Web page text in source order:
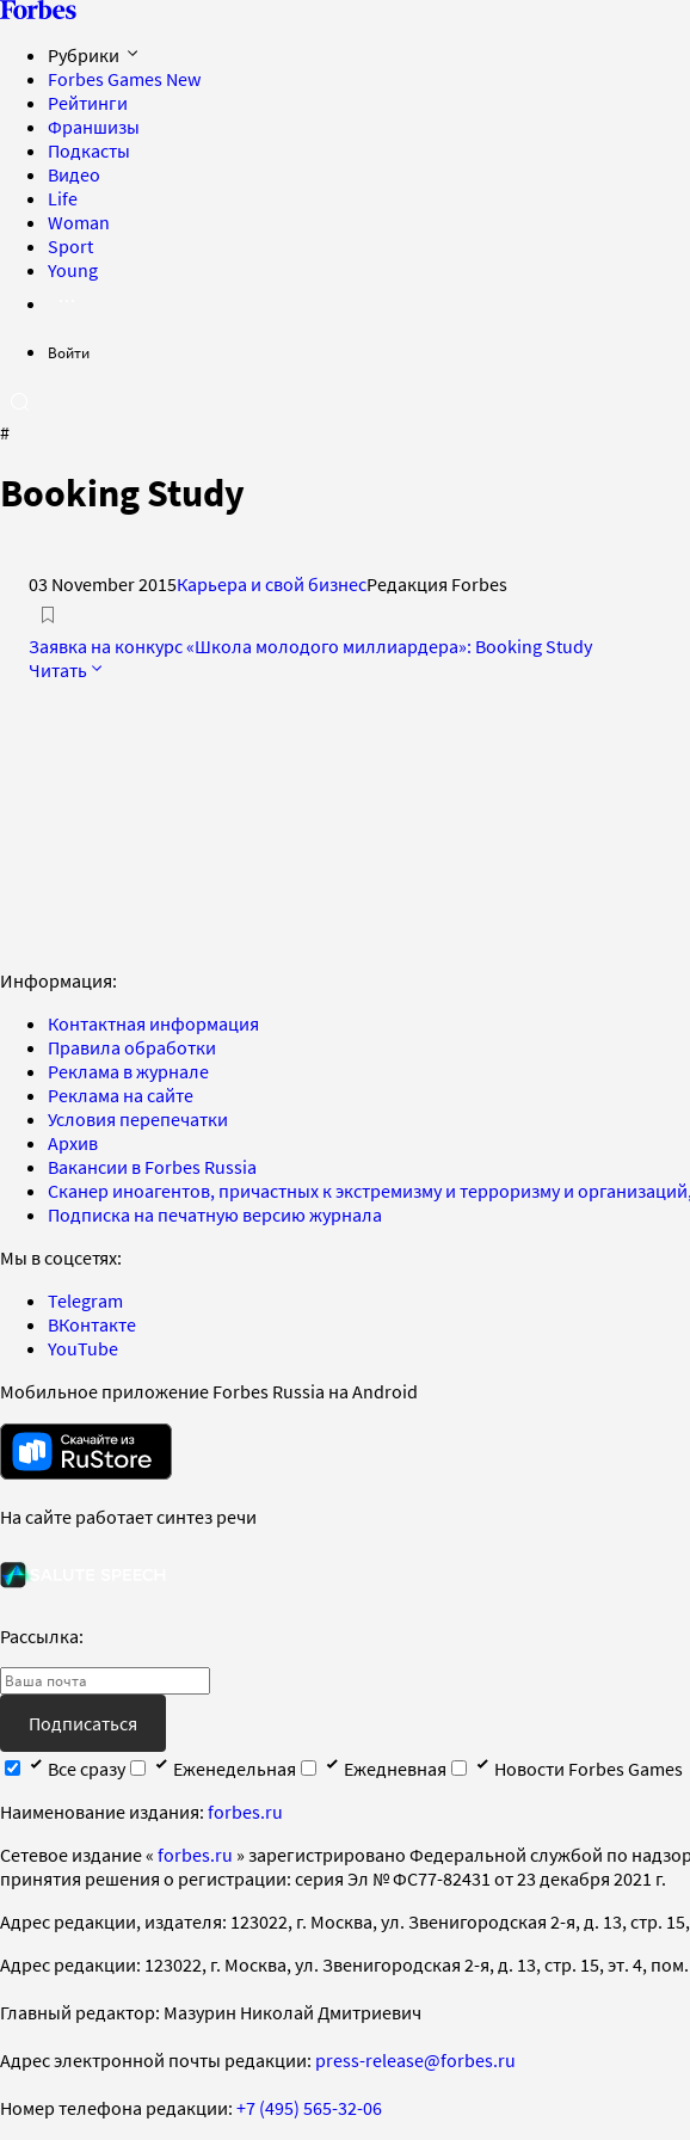
Рубрики
Forbes Games New
Рейтинги
Франшизы
Подкасты
Видео
Life
Woman
Sport
Young
Войти
#
Booking Study
03 November 2015Карьера и свой бизнесРедакция Forbes
Заявка на конкурс «Школа молодого миллиардера»: Booking Study
Читать
Информация:
Контактная информация
Правила обработки
Реклама в журнале
Реклама на сайте
Условия перепечатки
Архив
Вакансии в Forbes Russia
Сканер иноагентов, причастных к экстремизму и терроризму и
Подписка на печатную версию журнала
Мы в соцсетях:
Telegram
ВКонтакте
YouTube
Мобильное приложение Forbes Russia на Android
На сайте работает синтез речи
Рассылка:
Подписаться
Все сразу
Еженедельная Ежедневная
Новости Forbes Games
Наименование издания: forbes.ru
Cетевое издание « forbes.ru » зарегистрировано Федеральной службой по
принятия решения о регистрации: серия Эл № ФС77-82431 от 23 декабря 2021 г.
Адрес редакции, издателя: 123022, г. Москва, ул. Звенигородская 2-я, д. 13, стр.
Адрес редакции: 123022, г. Москва, ул. Звенигородская 2-я, д. 13, стр. 15, эт. 4, пом.
Главный редактор: Мазурин Николай Дмитриевич
Адрес электронной почты редакции: press-release@forbes.ru
Номер телефона редакции: +7 (495) 565-32-06